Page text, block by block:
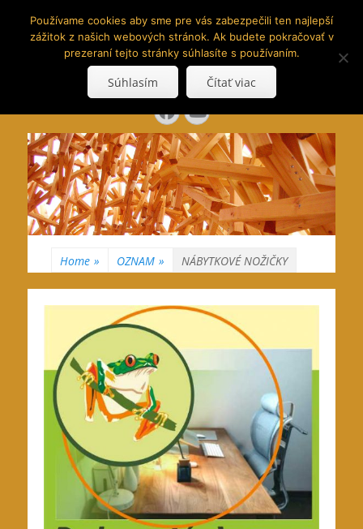
www.hranoly.sk
…kus prírody priamo k Vám
Search
Facebook
YouTube
Home » OZNAM » NÁBYTKOVÉ NOŽIČKY
Používame cookies aby sme pre vás zabezpečili ten najlepší
zážitok z našich webových stránok. Ak budete pokračovať v
prezeraní tejto stránky súhlasíte s používaním.
Súhlasím Čítať viac